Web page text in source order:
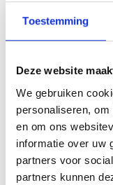
Toestemming
Deze website
We gebruiken
personaliseren,
en om ons
informatie over uw
partners voor
partners kunnen
03
OKT
GRILL
ZAT
10
OKT
MR.